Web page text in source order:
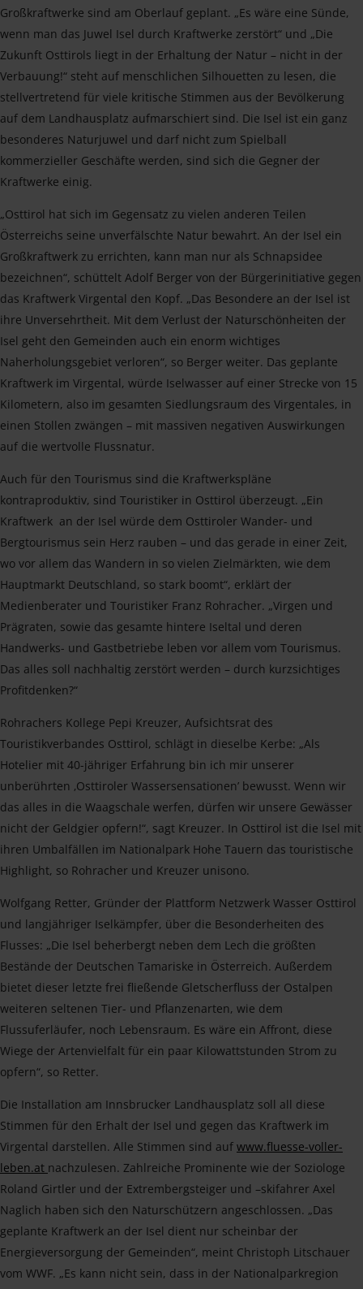
Großkraftwerke sind am Oberlauf geplant. „Es wäre eine Sünde,
wenn man das Juwel Isel durch Kraftwerke zerstört“ und „Die
Zukunft Osttirols liegt in der Erhaltung der Natur – nicht in der
Verbauung!“ steht auf menschlichen Silhouetten zu lesen, die
stellvertretend für viele kritische Stimmen aus der Bevölkerung
auf dem Landhausplatz aufmarschiert sind. Die Isel ist ein ganz
besonderes Naturjuwel und darf nicht zum Spielball
kommerzieller Geschäfte werden, sind sich die Gegner der
Kraftwerke einig.
„Osttirol hat sich im Gegensatz zu vielen anderen Teilen
Österreichs seine unverfälschte Natur bewahrt. An der Isel ein
Großkraftwerk zu errichten, kann man nur als Schnapsidee
bezeichnen“, schüttelt Adolf Berger von der Bürgerinitiative gegen
das Kraftwerk Virgental den Kopf. „Das Besondere an der Isel ist
ihre Unversehrtheit. Mit dem Verlust der Naturschönheiten der
Isel geht den Gemeinden auch ein enorm wichtiges
Naherholungsgebiet verloren“, so Berger weiter. Das geplante
Kraftwerk im Virgental, würde Iselwasser auf einer Strecke von 15
Kilometern, also im gesamten Siedlungsraum des Virgentales, in
einen Stollen zwängen – mit massiven negativen Auswirkungen
auf die wertvolle Flussnatur.
Auch für den Tourismus sind die Kraftwerkspläne
kontraproduktiv, sind Touristiker in Osttirol überzeugt. „Ein
Kraftwerk an der Isel würde dem Osttiroler Wander- und
Bergtourismus sein Herz rauben – und das gerade in einer Zeit,
wo vor allem das Wandern in so vielen Zielmärkten, wie dem
Hauptmarkt Deutschland, so stark boomt“, erklärt der
Medienberater und Touristiker Franz Rohracher. „Virgen und
Prägraten, sowie das gesamte hintere Iseltal und deren
Handwerks- und Gastbetriebe leben vor allem vom Tourismus.
Das alles soll nachhaltig zerstört werden – durch kurzsichtiges
Profitdenken?“
Rohrachers Kollege Pepi Kreuzer, Aufsichtsrat des
Touristikverbandes Osttirol, schlägt in dieselbe Kerbe: „Als
Hotelier mit 40-jähriger Erfahrung bin ich mir unserer
unberührten ‚Osttiroler Wassersensationen’ bewusst. Wenn wir
das alles in die Waagschale werfen, dürfen wir unsere Gewässer
nicht der Geldgier opfern!“, sagt Kreuzer. In Osttirol ist die Isel mit
ihren Umbalfällen im Nationalpark Hohe Tauern das touristische
Highlight, so Rohracher und Kreuzer unisono.
Wolfgang Retter, Gründer der Plattform Netzwerk Wasser Osttirol
und langjähriger Iselkämpfer, über die Besonderheiten des
Flusses: „Die Isel beherbergt neben dem Lech die größten
Bestände der Deutschen Tamariske in Österreich. Außerdem
bietet dieser letzte frei fließende Gletscherfluss der Ostalpen
weiteren seltenen Tier- und Pflanzenarten, wie dem
Flussuferläufer, noch Lebensraum. Es wäre ein Affront, diese
Wiege der Artenvielfalt für ein paar Kilowattstunden Strom zu
opfern“, so Retter.
Die Installation am Innsbrucker Landhausplatz soll all diese
Stimmen für den Erhalt der Isel und gegen das Kraftwerk im
Virgental darstellen. Alle Stimmen sind auf www.fluesse-voller-
leben.at nachzulesen. Zahlreiche Prominente wie der Soziologe
Roland Girtler und der Extrembergsteiger und –skifahrer Axel
Naglich haben sich den Naturschützern angeschlossen. „Das
geplante Kraftwerk an der Isel dient nur scheinbar der
Energieversorgung der Gemeinden“, meint Christoph Litschauer
vom WWF. „Es kann nicht sein, dass in der Nationalparkregion